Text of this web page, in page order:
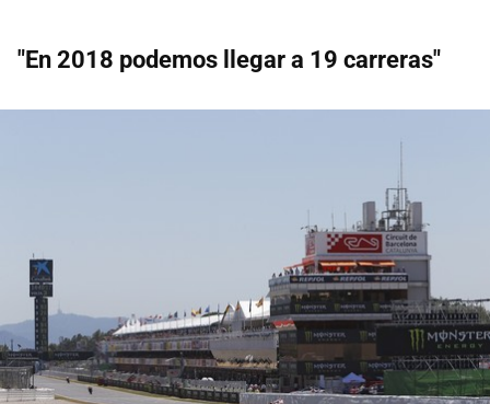
"En 2018 podemos llegar a 19 carreras"